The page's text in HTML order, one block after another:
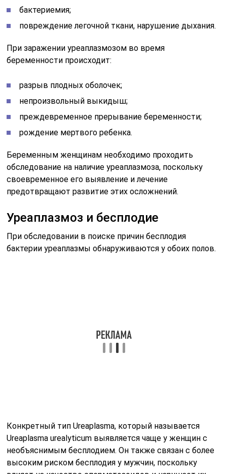
бактериемия;
повреждение легочной ткани, нарушение дыхания.
При заражении уреаплазмозом во время
беременности происходит:
разрыв плодных оболочек;
непроизвольный выкидыш;
преждевременное прерывание беременности;
рождение мертвого ребенка.
Беременным женщинам необходимо проходить
обследование на наличие уреаплазмоза, поскольку
своевременное его выявление и лечение
предотвращают развитие этих осложнений.
Уреаплазмоз и бесплодие
При обследовании в поиске причин бесплодия
бактерии уреаплазмы обнаруживаются у обоих полов.
Конкретный тип Ureaplasma, который называется
Ureaplasma urealyticum выявляется чаще у женщин с
необъяснимым бесплодием. Он также связан с более
высоким риском бесплодия у мужчин, поскольку